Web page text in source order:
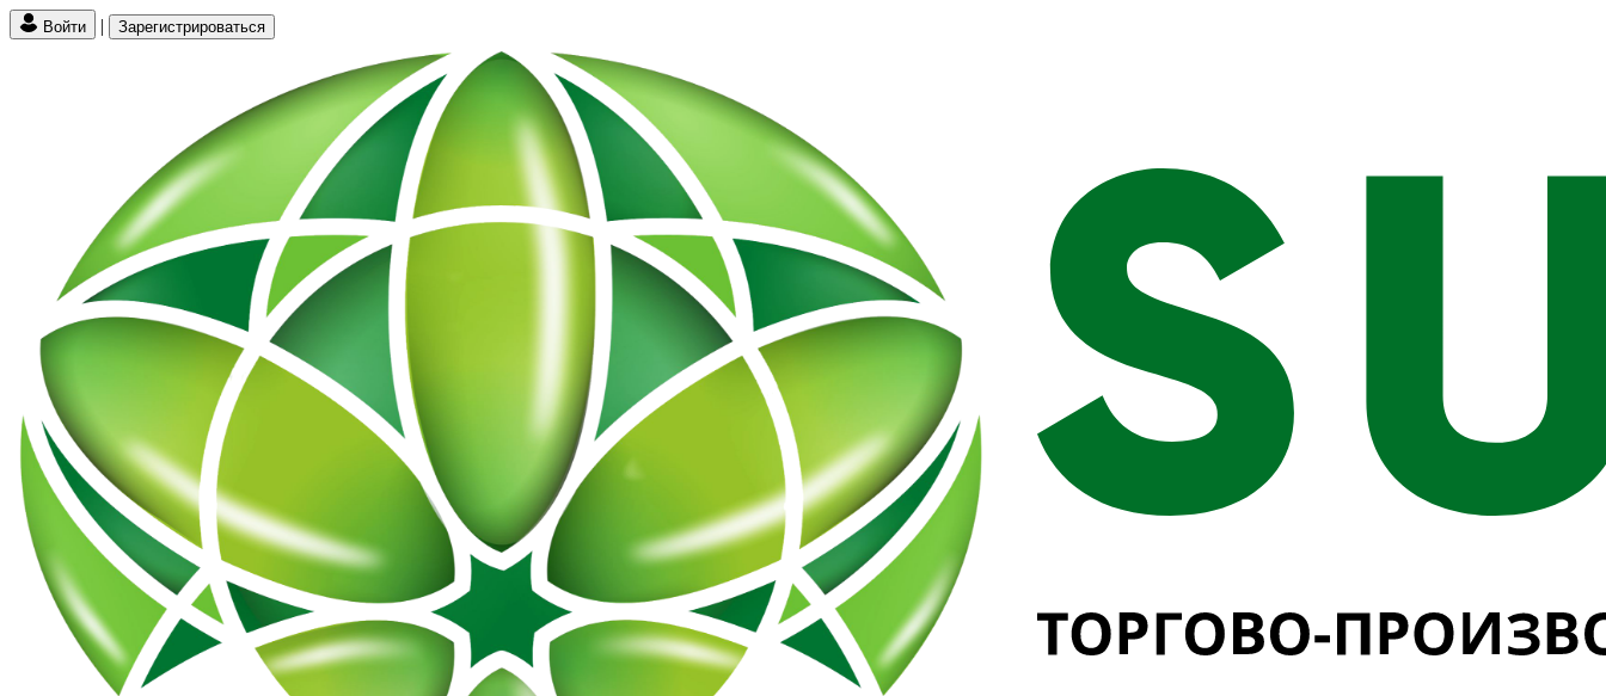
Войти | Зарегистрироваться